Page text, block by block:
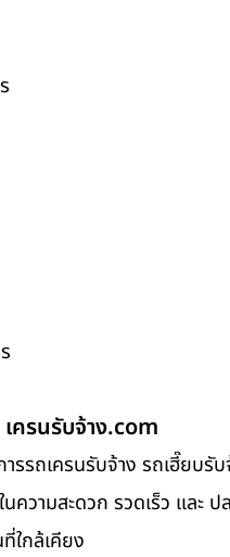
ครนรับจ้าง.com
รรถเครนรับจ้าง รถเฮี๊ยบ
วามสะดวก รวดเร็ว และ
ใกล้เคียง